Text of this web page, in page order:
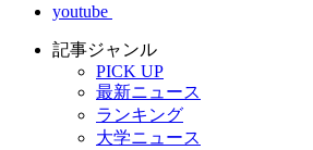
youtube
記事ジャンル
PICK UP
最新ニュース
ランキング
大学ニュース